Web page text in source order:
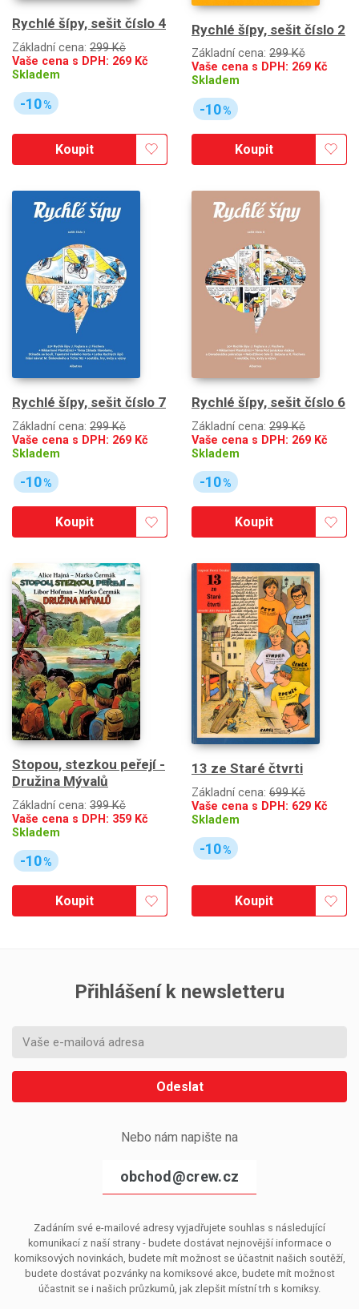
Rychlé šípy, sešit číslo 4
Základní cena: 299 Kč
Vaše cena s DPH: 269 Kč
Skladem
-10%
Koupit
Rychlé šípy, sešit číslo 2
Základní cena: 299 Kč
Vaše cena s DPH: 269 Kč
Skladem
-10%
Koupit
Rychlé šípy, sešit číslo 7
Základní cena: 299 Kč
Vaše cena s DPH: 269 Kč
Skladem
-10%
Koupit
Rychlé šípy, sešit číslo 6
Základní cena: 299 Kč
Vaše cena s DPH: 269 Kč
Skladem
-10%
Koupit
Stopou, stezkou peřejí -
Družina Mývalů
Základní cena: 399 Kč
Vaše cena s DPH: 359 Kč
Skladem
-10%
Koupit
13 ze Staré čtvrti
Základní cena: 699 Kč
Vaše cena s DPH: 629 Kč
Skladem
-10%
Koupit
Přihlášení k newsletteru
Odeslat
Nebo nám napište na
obchod@crew.cz
Zadáním své e-mailové adresy vyjadřujete souhlas s následující
komunikací z naší strany - budete dostávat nejnovější informace o
komiksových novinkách, budete mít možnost se účastnit našich soutěží,
budete dostávat pozvánky na komiksové akce, budete mít možnost
účastnit se i našich průzkumů, jak zlepšit místní trh s komiksy.